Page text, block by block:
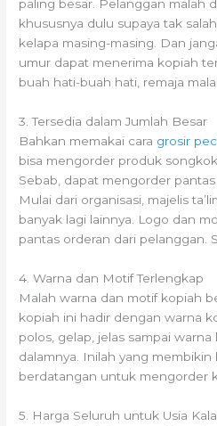
paling besar. Pelanggan malah
khususnya dulu supaya tak
kelapa masing-masing. Dan
umur dapat menerima kopiah
buah hati-buah hati, remaja
3. Tersedia dalam Jumlah Besar
Bahkan memakai cara grosir
bisa mengorder produk
Sebab, dapat mengorder
Mulai dari organisasi, majelis
banyak lagi lainnya. Logo dan
pantas orderan dari pelanggan.
4. Warna dan Motif Terlengkap
Malah warna dan motif kopiah
kopiah ini hadir dengan warna
polos, gelap, jelas sampai
dalamnya. Inilah yang
berdatangan untuk mengorder
5. Harga Seluruh untuk Usia